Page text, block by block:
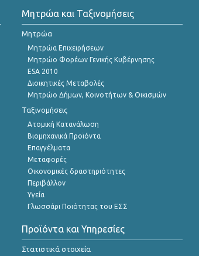
Μητρώα και Ταξινομήσεις
Μητρώα
Μητρώα Επιχειρήσεων
Μητρώο Φορέων Γενικής Κυβέρνησης
ESA 2010
Διοικητικές Μεταβολές
Μητρώο Δήμων, Κοινοτήτων & Οικισμών
Ταξινομήσεις
Ατομική Κατανάλωση
Βιομηχανικά Προϊόντα
Επαγγέλματα
Μεταφορές
Οικονομικές δραστηριότητες
Περιβάλλον
Υγεία
Γλωσσάρι Ποιότητας του ΕΣΣ
Προϊόντα και Υπηρεσίες
Στατιστικά στοιχεία